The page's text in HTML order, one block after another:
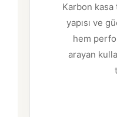
Karbon
yapısı ve
hem
arayan